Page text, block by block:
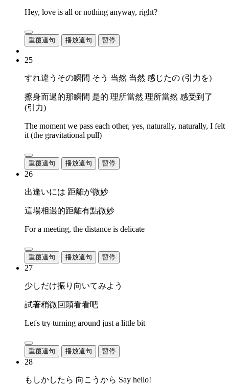
Hey, love is all or nothing anyway, right?
重覆這句 播放這句 暫停
25
すれ違うその瞬間 そう 当然 当然 感じたの (引力を)
擦身而過的那瞬間 是的 理所當然 理所當然 感受到了
(引力)
The moment we pass each other, yes, naturally, naturally, I felt
it (the gravitational pull)
重覆這句 播放這句 暫停
26
出逢いには 距離が微妙
這場相遇的距離有點微妙
For a meeting, the distance is delicate
重覆這句 播放這句 暫停
27
少しだけ振り向いてみよう
試著稍微回頭看看吧
Let's try turning around just a little bit
重覆這句 播放這句 暫停
28
もしかしたら 向こうから Say hello!